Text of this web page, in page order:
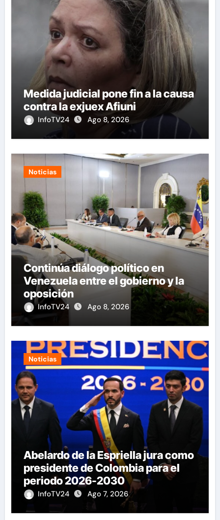
Medida judicial pone fin a la causa
contra la exjuex Afiuni
InfoTV24 Ago 8, 2026
Noticias
Continúa diálogo político en
Venezuela entre el gobierno y la
oposición
InfoTV24 Ago 8, 2026
Noticias
Abelardo de la Espriella jura como
presidente de Colombia para el
periodo 2026-2030
InfoTV24 Ago 7, 2026